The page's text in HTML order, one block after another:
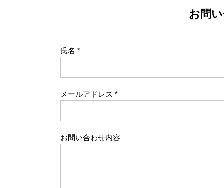
お問
氏名
メールアドレス
お問い合わせ内容